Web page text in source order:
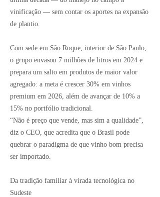
vinificação — sem contar os aportes na expansão
de plantio.
Com sede em São Roque, interior de São Paulo,
o grupo envasou 7 milhões de litros em 2024 e
prepara um salto em produtos de maior valor
agregado: a meta é crescer 30% em vinhos
premium em 2026, além de avançar de 10% a
15% no portfólio tradicional.
“Não é preço que vende, mas sim a qualidade”,
diz o CEO, que acredita que o Brasil pode
quebrar o paradigma de que vinho bom precisa
ser importado.
Da tradição familiar à virada tecnológica no
Sudeste